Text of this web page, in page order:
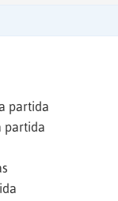
partida
partida